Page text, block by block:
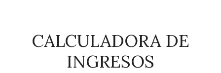
CALCULADORA DE
INGRESOS